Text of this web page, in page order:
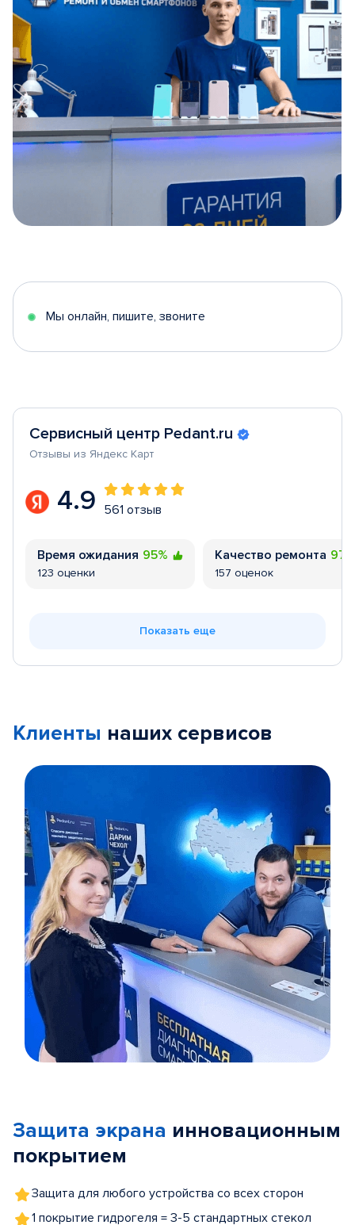
5
Мы онлайн, пишите, звоните
Сервисный центр Pedant.ru
Отзывы из Яндекс Карт
4.9 561 отзыв
Время ожидания 95%
123 оценки
Качество ремонта
157 оценок
Показать еще
Клиенты наших сервисов
5
Защита экрана инновационным
покрытием
Защита для любого устройства со всех сторон
1 покрытие гидрогеля = 3-5 стандартных стекол